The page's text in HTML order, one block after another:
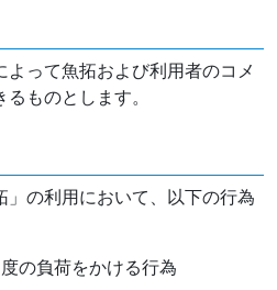
って魚拓および利用者のコメ
ものとします。
」の利用において、以下の行為
の負荷をかける行為